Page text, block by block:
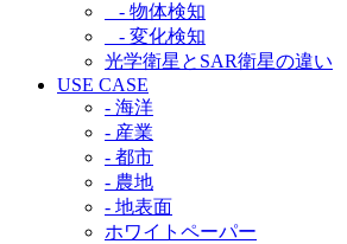
- 物体検知​
- 変化検知​
光学衛星とSAR衛星の違い​
USE CASE
- 海洋
- 産業
- 都市​
- 農地
- 地表面
ホワイトペーパー